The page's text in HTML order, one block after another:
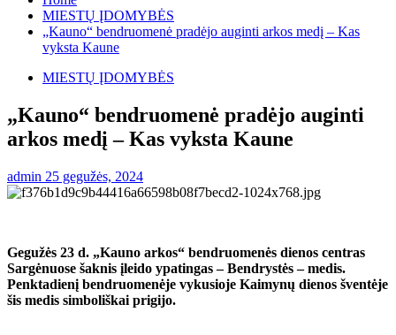
MIESTŲ ĮDOMYBĖS
„Kauno“ bendruomenė pradėjo auginti arkos medį – Kas
vyksta Kaune
MIESTŲ ĮDOMYBĖS
„Kauno“ bendruomenė pradėjo auginti
arkos medį – Kas vyksta Kaune
admin 25 gegužės, 2024
Gegužės 23 d. „Kauno arkos“ bendruomenės dienos centras
Sargėnuose šaknis įleido ypatingas – Bendrystės – medis.
Penktadienį bendruomenėje vykusioje Kaimynų dienos šventėje
šis medis simboliškai prigijo.